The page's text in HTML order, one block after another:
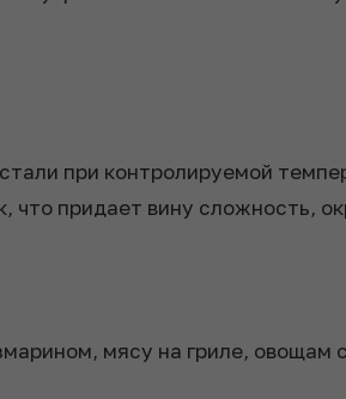
при контролируемой
придает вину сложность,
мясу на гриле, овощам